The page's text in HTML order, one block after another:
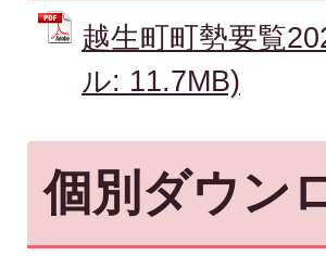
越生町町勢要覧
ル: 11.7MB)
個別ダウン